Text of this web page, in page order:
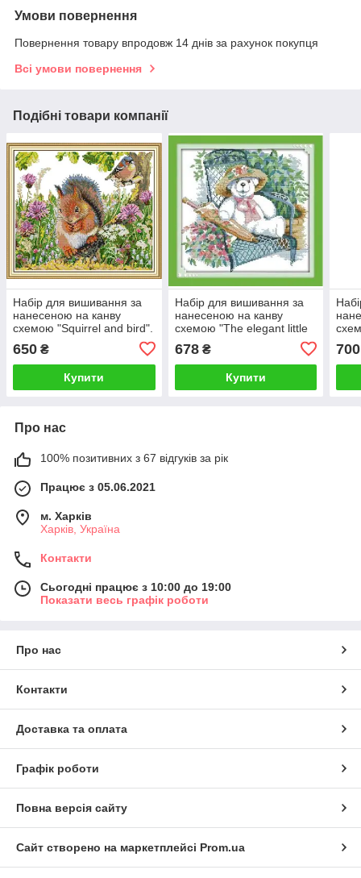
Умови повернення
Повернення товару впродовж 14 днів за рахунок покупця
Всі умови повернення
Подібні товари компанії
Набір для вишивання за
нанесеною на канву
схемою "Squirrel and bird".
AIDA 14CT printed 35*31
см
650 ₴
Купити
Набір для вишивання за
нанесеною на канву
схемою "The elegant little
printed , 32*31 см
678₴
Купити
700
Про нас
100% позитивних з 67 відгуків за рік
Працює з 05.06.2021
м. Харків
Харків, Україна
Контакти
Сьогодні працює з 10:00 до 19:00
Показати весь графік роботи
Про нас
Контакти
Доставка та оплата
Графік роботи
Повна версія сайту
Сайт створено на маркетплейсі Prom.ua